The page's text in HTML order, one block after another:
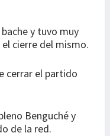
y tuvo muy
cierre del mismo.
cerrar el partido
Benguché y
de la red.